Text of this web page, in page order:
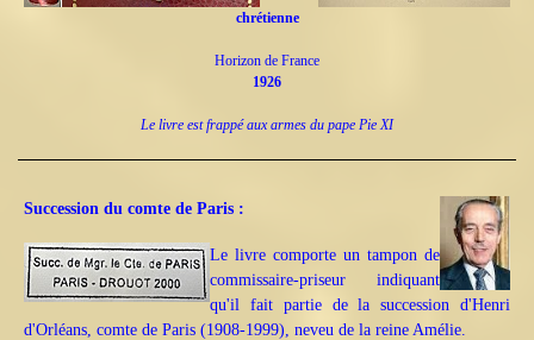
chrétienne
Horizon de France
1926
Le livre est frappé aux armes du pape Pie XI
Succession du comte de Paris :
Le livre comporte un tampon de
commissaire-priseur indiquant
qu'il fait partie de la succession d'Henri
d'Orléans, comte de Paris (1908-1999), neveu de la reine Amélie.